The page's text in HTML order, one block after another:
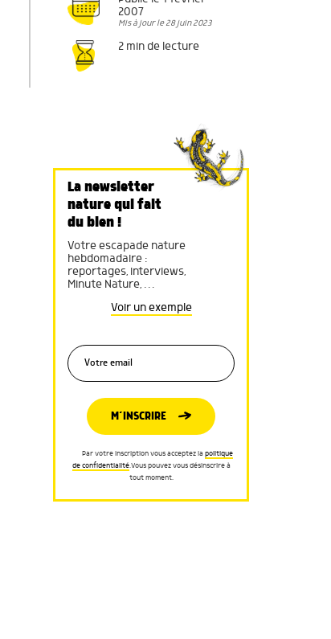
2007
Mis à jour le 28 juin 2023
2 min de lecture
La newsletter
nature qui fait
du bien !
Votre escapade nature
hebdomadaire :
reportages, interviews,
Minute Nature, …
Voir un exemple
M’INSCRIRE
Par votre inscription vous acceptez la politique
de confidentialité.Vous pouvez vous désinscrire à
tout moment.